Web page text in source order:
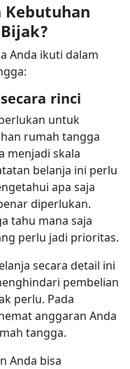
Kebutuhan
Anda ikuti dalam
rinci
untuk
rumah tangga
menjadi skala
belanja ini perlu
apa saja
diperlukan.
tahu mana saja
perlu jadi prioritas.
secara detail ini
pembelian
perlu. Pada
anggaran Anda
tangga.
Anda bisa